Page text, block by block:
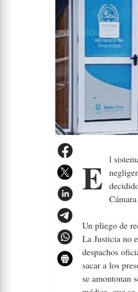
El sistema de seguridad de Santa Cruz no solo está saturado: está siendo sostenido por un hilo de
Un pliego de
La Justicia no
despachos
sacar a los
se amontonan